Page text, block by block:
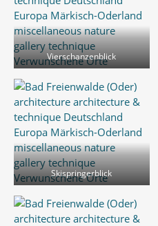
Vierschanzenblick
Skispringerblick